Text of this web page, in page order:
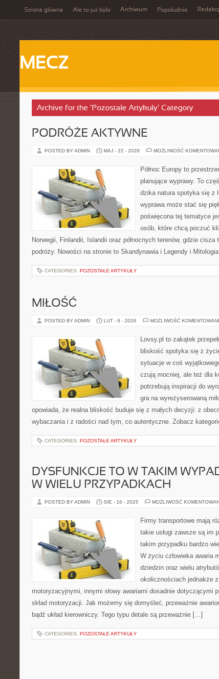
Strona główna Ale to już było Archiwum Popołudnie
MECZ
Archive for the ‘Pozostałe Artykuły’ Category
PODRÓŻE AKTYWNE
POSTED BY ADMIN MAJ - 22 - 2026 MOŻLIWOŚĆ
Północ Europy to
planujące wyprawy. To
dzika natura spotyka się z
wyprawa może stać się
poświęcona tej tematyce
osób, które chcą poczuć
Norwegii, Finlandii, Islandii oraz północnych terenów, gdzie cisza
podróży. Nowości na stronie to Skandynawia i Legendy i
CATEGORIES: POZOSTAŁE ARTYKUŁY
MIŁOŚĆ
POSTED BY ADMIN LUT - 6 - 2026 MOŻLIWOŚĆ
Lovsy.pl to zakątek
bliskość spotyka się z
sytuacje w coś
czują mocniej, ale też dla
potrzebują inspiracji do
gra na wyreżyserowaną
opowiada, że realna bliskość buduje się z małych decyzji: z
wybaczania i z radości nad tym, co autentyczne. Zobacz
CATEGORIES: POZOSTAŁE ARTYKUŁY
DYSFUNKCJE TO W TAKIM
W WIELU PRZYPADKACH
POSTED BY ADMIN SIE - 16 - 2025 MOŻLIWOŚĆ
Firmy transportowe mają
takie usługi zawsze są im
takim przypadku bardzo
W życiu człowieka awaria
dziedzin oraz wielu
okolicznościach jednakże
motoryzacyjnymi, innymi słowy awariami dosadnie dotyczącymi
skład motoryzacji. Jak możemy się domyśleć, przeważnie
bądź układ kierowniczy. Tego typu detale są przeważnie […]
CATEGORIES: POZOSTAŁE ARTYKUŁY